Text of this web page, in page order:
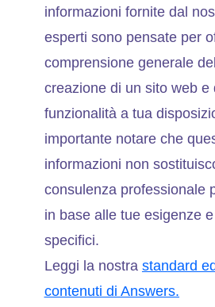
informazioni fornite dal
esperti sono pensate per
comprensione generale
creazione di un sito web e
funzionalità a tua
importante notare che
informazioni non
consulenza professionale
in base alle tue esigenze
specifici.
Leggi la nostra standard
contenuti di Answers.